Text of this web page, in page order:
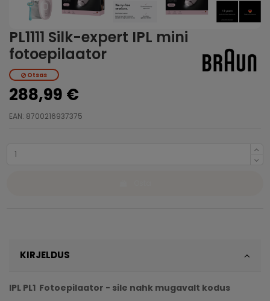
PL1111 Silk-expert IPL mini
fotoepilaator
Otsas
288,99 €
EAN: 8700216937375
KIRJELDUS
IPL PL1 Fotoepilaator - sile nahk mugavalt kodus